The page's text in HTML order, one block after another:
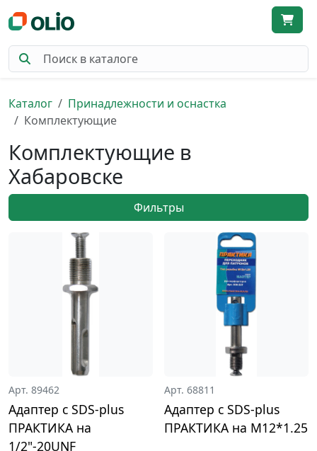
Каталог
Принадлежности и оснастка
Комплектующие
Комплектующие в
Хабаровске
Фильтры
Арт. 89462
Адаптер с SDS-plus
ПРАКТИКА на
1/2"-20UNF
Арт. 68811
Адаптер с SDS-plus
ПРАКТИКА на M12*1.25